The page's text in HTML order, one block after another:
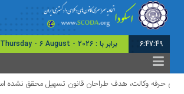
6:47:50 برابر با : Thursday - 6 August - 2026
حرفه وکالت، هدف طراحان قانون تسهیل محقق نشده است